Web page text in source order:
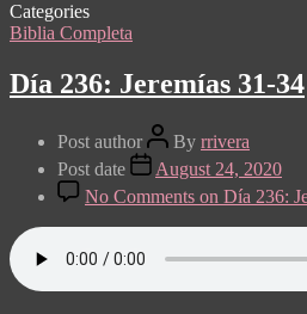
Categories
Biblia Completa
Día 236: Jeremías 31-34
Post author By rrivera
Post date
August 24, 2020
No Comments on Día 236: